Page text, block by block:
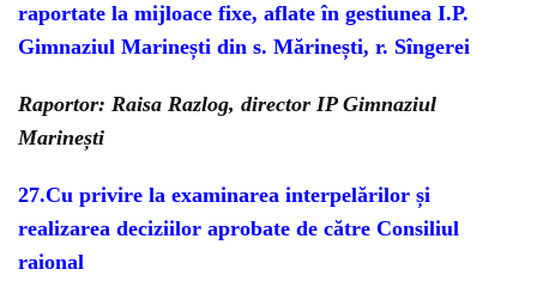
raportate la mijloace fixe, aflate în gestiunea I.P.
Gimnaziul Marinești din s. Mărinești, r. Sîngerei
Raportor: Raisa Razlog, director IP Gimnaziul
Marinești
27.Cu privire la examinarea interpelărilor și
realizarea deciziilor aprobate de către Consiliul
raional